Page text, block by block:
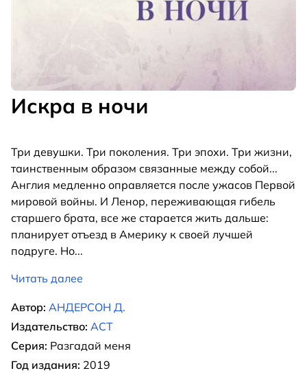
Искра в ночи
Три девушки. Три поколения. Три эпохи. Три жизни,
таинственным образом связанные между собой...
Англия медленно оправляется после ужасов Первой
мировой войны. И Ленор, переживающая гибель
старшего брата, все же старается жить дальше:
планирует отъезд в Америку к своей лучшей
подруге. Но...
Читать далее
Автор: АНДЕРСОН Д.
Издательство: АСТ
Серия: Разгадай меня
Год издания: 2019